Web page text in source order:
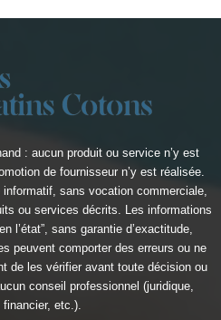
: aucun produit ou service n’y est
de fournisseur n’y est réalisée.
sans vocation commerciale,
ou services décrits. Les informations
l’état”, sans garantie d’exactitude,
peuvent comporter des erreurs ou ne
de les vérifier avant toute décision ou
conseil professionnel (juridique,
etc.).